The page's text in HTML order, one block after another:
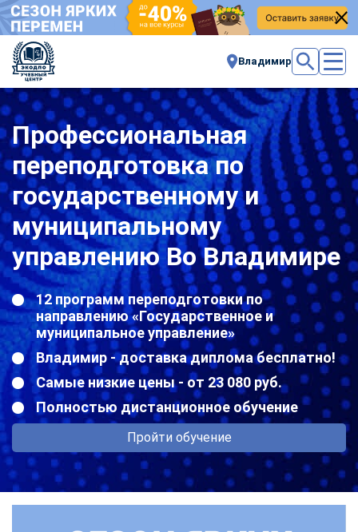
Владимир
Профессиональная
переподготовка по
государственному и
муниципальному
управлению Во Владимире
12 программ переподготовки по
направлению «Государственное и
муниципальное управление»
Владимир - доставка диплома бесплатно!
Самые низкие цены - от 23 080 руб.
Полностью дистанционное обучение
Пройти обучение